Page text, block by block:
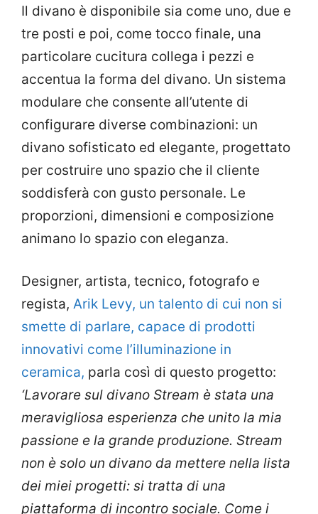
Il divano è disponibile sia come uno, due e
tre posti e poi, come tocco finale, una
particolare cucitura collega i pezzi e
accentua la forma del divano. Un sistema
modulare che consente all’utente di
configurare diverse combinazioni: un
divano sofisticato ed elegante, progettato
per costruire uno spazio che il cliente
soddisferà con gusto personale. Le
proporzioni, dimensioni e composizione
animano lo spazio con eleganza.
Designer, artista, tecnico, fotografo e
regista, Arik Levy, un talento di cui non si
smette di parlare, capace di prodotti
innovativi come l’illuminazione in
ceramica, parla così di questo progetto:
‘Lavorare sul divano Stream è stata una
meravigliosa esperienza che unito la mia
passione e la grande produzione. Stream
non è solo un divano da mettere nella lista
dei miei progetti: si tratta di una
piattaforma di incontro sociale. Come i